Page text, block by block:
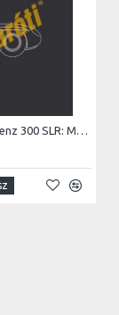
Mercedes-Benz 300 SLR: Meilensteine des Motorsports, Band 1 - HASZNÁLT